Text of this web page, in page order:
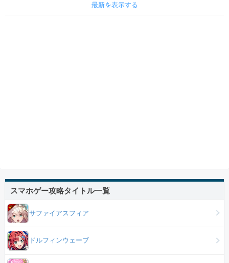
最新を表示する
スマホゲー攻略タイトル一覧
サファイアスフィア
ドルフィンウェーブ